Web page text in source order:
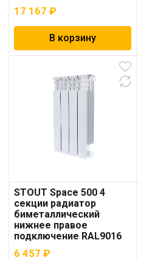
17 167 ₽
В корзину
STOUT Space 500 4
секции радиатор
биметаллический
нижнее правое
подключение RAL9016
6 457 ₽